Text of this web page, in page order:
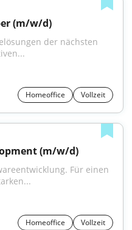
(m/w/d)
der nächsten
Homeoffice Vollzeit
(m/w/d)
Für einen
Homeoffice Vollzeit